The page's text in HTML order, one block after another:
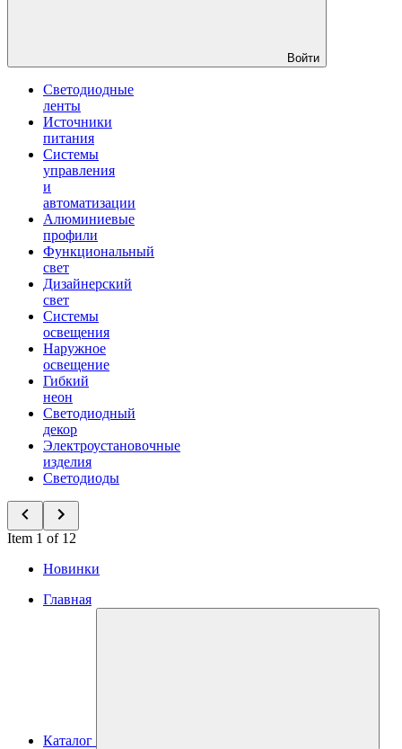
Войти
Светодиодные
ленты
Источники
питания
Системы
управления
и
автоматизации
Алюминиевые
профили
Функциональный
свет
Дизайнерский
свет
Системы
освещения
Наружное
освещение
Гибкий
неон
Светодиодный
декор
Электроустановочные
изделия
Светодиоды
Item 1 of 12
Новинки
Главная
Каталог